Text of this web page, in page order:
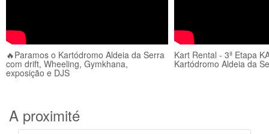
🔥Paramos o Kartódromo Aldeia da Serra
com drift, Wheeling, Gymkhana,
exposição e DJS
Kart Rental - 3ª Etapa
Kartódromo Aldeia da
A proximité